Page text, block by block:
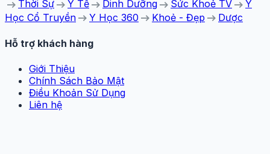
arrow_right_alt Thời Sự arrow_right_alt Y Tế arrow_right_alt Dinh Dưỡng arrow_right_alt Sức Khoẻ TV arrow_right_alt Y
Học Cổ Truyền arrow_right_alt Y Học 360 arrow_right_alt Khoẻ - Đẹp arrow_right_alt Dược
Hỗ trợ khách hàng
Giới Thiệu
Chính Sách Bảo Mật
Điều Khoản Sử Dụng
Liên hệ